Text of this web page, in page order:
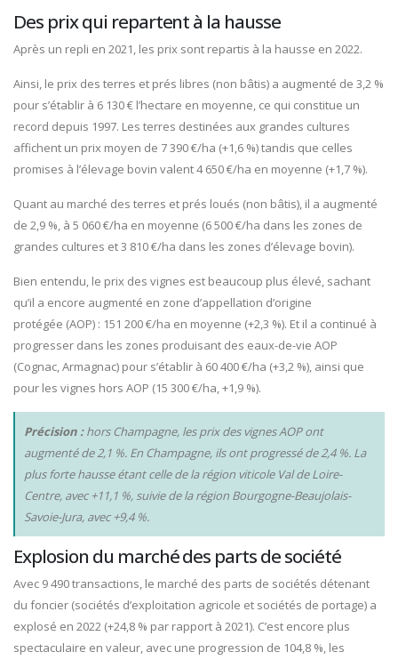
Des prix qui repartent à la hausse
Après un repli en 2021, les prix sont repartis à la hausse en 2022.
Ainsi, le prix des terres et prés libres (non bâtis) a augmenté de 3,2 %
pour s’établir à 6 130 € l’hectare en moyenne, ce qui constitue un
record depuis 1997. Les terres destinées aux grandes cultures
affichent un prix moyen de 7 390 €/ha (+1,6 %) tandis que celles
promises à l’élevage bovin valent 4 650 €/ha en moyenne (+1,7 %).
Quant au marché des terres et prés loués (non bâtis), il a augmenté
de 2,9 %, à 5 060 €/ha en moyenne (6 500 €/ha dans les zones de
grandes cultures et 3 810 €/ha dans les zones d’élevage bovin).
Bien entendu, le prix des vignes est beaucoup plus élevé, sachant
qu’il a encore augmenté en zone d’appellation d’origine
protégée (AOP) : 151 200 €/ha en moyenne (+2,3 %). Et il a continué à
progresser dans les zones produisant des eaux-de-vie AOP
(Cognac, Armagnac) pour s’établir à 60 400 €/ha (+3,2 %), ainsi que
pour les vignes hors AOP (15 300 €/ha, +1,9 %).
Précision :hors Champagne, les prix des vignes AOP ont
augmenté de 2,1 %. En Champagne, ils ont progressé de 2,4 %. La
plus forte hausse étant celle de la région viticole Val de Loire-
Centre, avec +11,1 %, suivie de la région Bourgogne-Beaujolais-
Savoie-Jura, avec +9,4 %.
Explosion du marché des parts de société
Avec 9 490 transactions, le marché des parts de sociétés détenant
du foncier (sociétés d’exploitation agricole et sociétés de portage) a
explosé en 2022 (+24,8 % par rapport à 2021). C’est encore plus
spectaculaire en valeur, avec une progression de 104,8 %, les